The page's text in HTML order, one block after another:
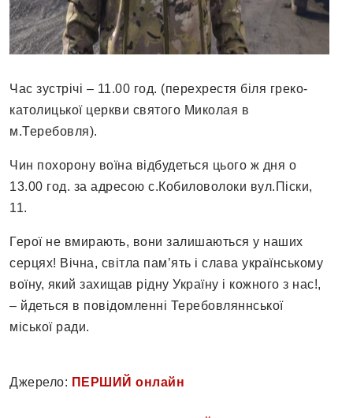
Час зустрічі – 11.00 год. (перехрестя біля греко-
католицької церкви святого Миколая в
м.Теребовля).
Чин похорону воїна відбудеться цього ж дня о
13.00 год. за адресою с.Кобиловолоки вул.Піски,
11.
Герої не вмирають, вони залишаються у наших
серцях! Вічна, світла пам’ять і слава українському
воїну, який захищав рідну Україну і кожного з нас!,
– йдеться в повідомленні Теребовляннської
міської ради.
Джерело: ПЕРШИЙ онлайн